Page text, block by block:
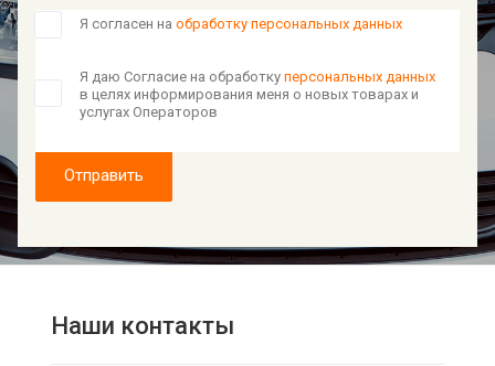
Я согласен на обработку персональных данных
Я даю Согласие на обработку персональных данных
в целях информирования меня о новых товарах и
услугах Операторов
Отправить
Наши контакты